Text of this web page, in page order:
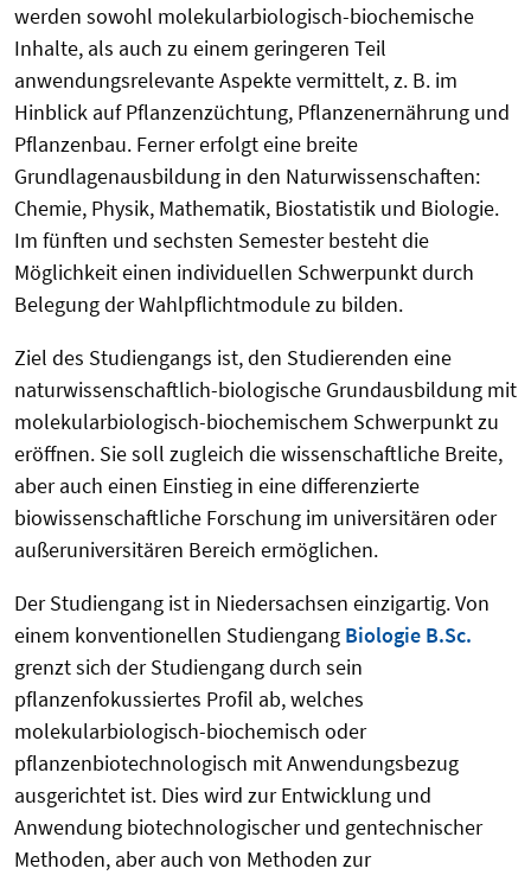
werden sowohl molekularbiologisch-biochemische
Inhalte, als auch zu einem geringeren Teil
anwendungsrelevante Aspekte vermittelt, z. B. im
Hinblick auf Pflanzenzüchtung, Pflanzenernährung und
Pflanzenbau. Ferner erfolgt eine breite
Grundlagenausbildung in den Naturwissenschaften:
Chemie, Physik, Mathematik, Biostatistik und Biologie.
Im fünften und sechsten Semester besteht die
Möglichkeit einen individuellen Schwerpunkt durch
Belegung der Wahlpflichtmodule zu bilden.
Ziel des Studiengangs ist, den Studierenden eine
naturwissenschaftlich-biologische Grundausbildung mit
molekularbiologisch-biochemischem Schwerpunkt zu
eröffnen. Sie soll zugleich die wissenschaftliche Breite,
aber auch einen Einstieg in eine differenzierte
biowissenschaftliche Forschung im universitären oder
außeruniversitären Bereich ermöglichen.
Der Studiengang ist in Niedersachsen einzigartig. Von
einem konventionellen Studiengang Biologie B.Sc.
grenzt sich der Studiengang durch sein
pflanzenfokussiertes Profil ab, welches
molekularbiologisch-biochemisch oder
pflanzenbiotechnologisch mit Anwendungsbezug
ausgerichtet ist. Dies wird zur Entwicklung und
Anwendung biotechnologischer und gentechnischer
Methoden, aber auch von Methoden zur